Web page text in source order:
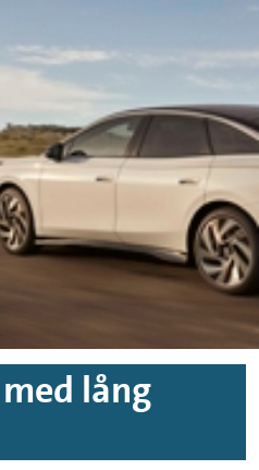
lång